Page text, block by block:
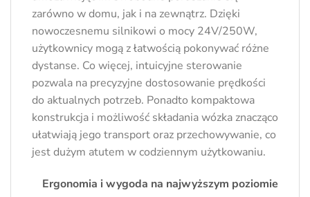
zarówno w domu, jak i na zewnątrz. Dzięki
nowoczesnemu silnikowi o mocy 24V/250W,
użytkownicy mogą z łatwością pokonywać różne
dystanse. Co więcej, intuicyjne sterowanie
pozwala na precyzyjne dostosowanie prędkości
do aktualnych potrzeb. Ponadto kompaktowa
konstrukcja i możliwość składania wózka znacząco
ułatwiają jego transport oraz przechowywanie, co
jest dużym atutem w codziennym użytkowaniu.
Ergonomia i wygoda na najwyższym poziomie